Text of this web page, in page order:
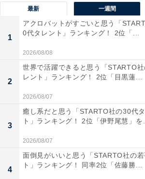
テンのような景観が楽しめ、夏でも清
るスポットです。避暑や森林浴、川
の人々に親しまれています。
回答者からは「雄滝の裏側に回り込
ら」（40代男性／千葉県）、「滝の裏
ているのを見てみたいと思った」（
県）、「中国地方に数ある滝の中でも
り、『日本の滝百選』にも認定。周
指定され、樹齢約400年の杉木立、天
ンショウウオなど、手つかずの豊か
るから」（40代男性／神奈川県）、
うなまるでゼルダにありそうな滝であ
最新 一週間
1
アクロバットがすごいと思う「
0代タレント」ランキング！ 2位「...
2026/08/08
2
世界で活躍できると思う「STARTO社
レント」ランキング！ 2位「目黒蓮...
2026/08/07
3
癒し系だと思う「STARTO社の30代
ト」ランキング！ 2位「伊野尾慧」を
2026/08/07
4
面倒見がいいと思う「STARTO社の
ト」ランキング！ 同率2位「佐藤勝...